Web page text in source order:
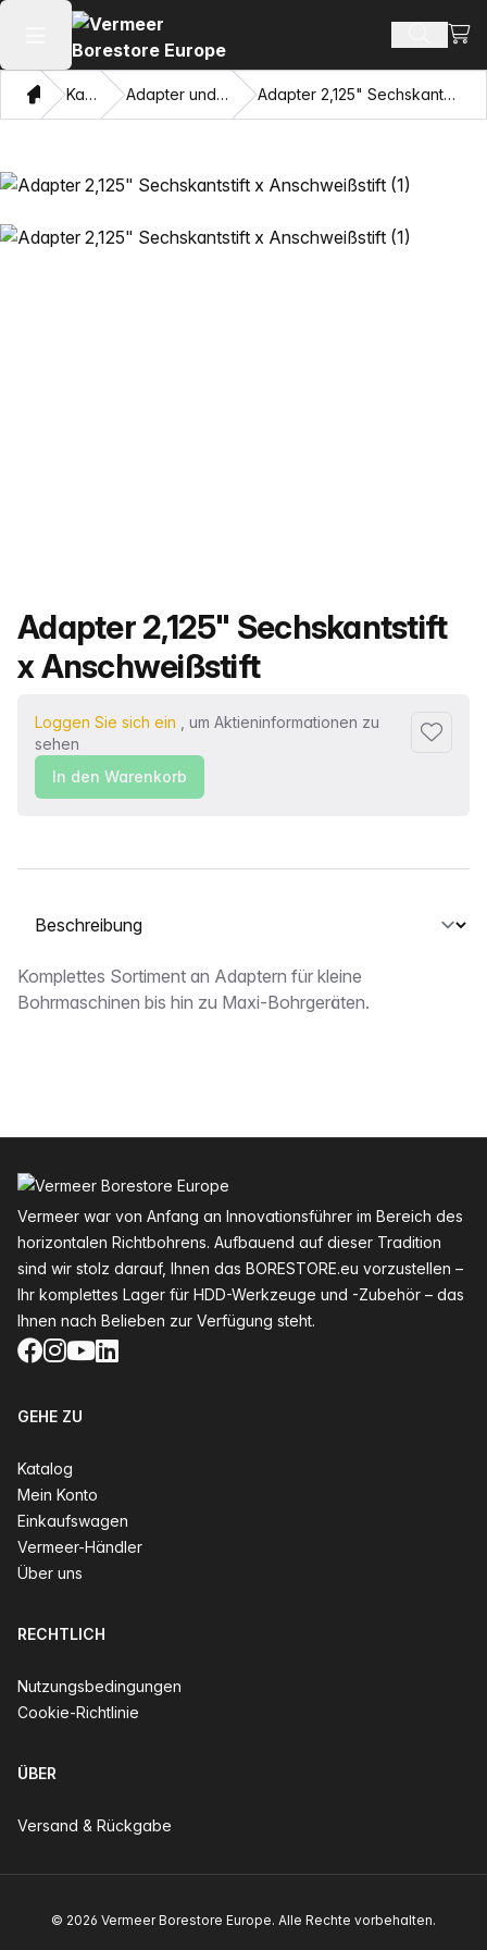
Hauptmenü öffnen
HeimKatalog Adapter und Ziehaugen Adapter 2,125" Sechskantstift x Anschweißstift
Produktname
Adapter 2,125" Sechskantstift
x Anschweißstift
Loggen Sie sich ein , um Aktieninformationen zu
sehen
Zu
In den Warenkorb
Wählen Sie eine Registerkarte aus
Beschreibung
Komplettes Sortiment an Adaptern für kleine
Bohrmaschinen bis hin zu Maxi-Bohrgeräten.
Vermeer war von Anfang an Innovationsführer im Bereich des
horizontalen Richtbohrens. Aufbauend auf dieser Tradition
sind wir stolz darauf, Ihnen das BORESTORE.eu vorzustellen –
Ihr komplettes Lager für HDD-Werkzeuge und -Zubehör – das
Ihnen nach Belieben zur Verfügung steht.
Facebook
Instagram
YouTube
LinkedIn
GEHE ZU
Katalog
Mein Konto
Einkaufswagen
Vermeer-Händler
Über uns
RECHTLICH
Nutzungsbedingungen
Cookie-Richtlinie
ÜBER
Versand & Rückgabe
© 2026 Vermeer Borestore Europe. Alle Rechte vorbehalten.